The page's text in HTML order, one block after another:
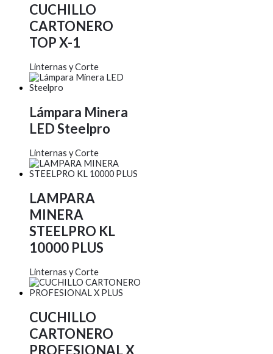
CUCHILLO
CARTONERO
TOP X-1
Linternas y Corte
Lámpara Minera
LED Steelpro
Linternas y Corte
LAMPARA
MINERA
STEELPRO KL
10000 PLUS
Linternas y Corte
CUCHILLO
CARTONERO
PROFESIONAL X